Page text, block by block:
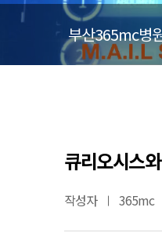
부산365mc병
큐리오시스
작성자 365mc